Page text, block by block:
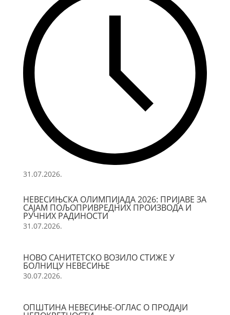
31.07.2026.
НЕВЕСИЊСКА ОЛИМПИЈАДА 2026: ПРИЈАВЕ ЗА
САЈАМ ПОЉОПРИВРЕДНИХ ПРОИЗВОДА И
РУЧНИХ РАДИНОСТИ
31.07.2026.
НОВО САНИТЕТСКО ВОЗИЛО СТИЖЕ У
БОЛНИЦУ НЕВЕСИЊЕ
30.07.2026.
ОПШТИНА НЕВЕСИЊЕ-ОГЛАС О ПРОДАЈИ